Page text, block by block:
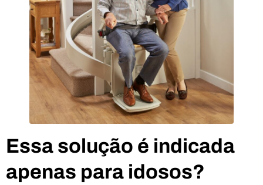
Essa solução é indicada
apenas para idosos?